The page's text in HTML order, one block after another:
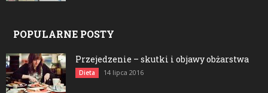
POPULARNE POSTY
Przejedzenie – skutki i objawy obżarstwa
Dieta 14 lipca 2016